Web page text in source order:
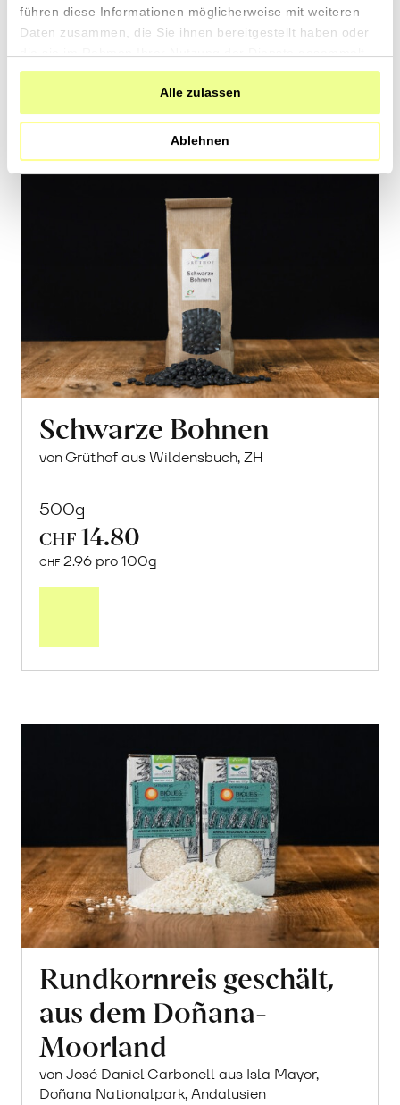
führen diese Informationen möglicherweise mit weiteren
Daten zusammen, die Sie ihnen bereitgestellt haben oder
haben.
Alle zulassen
Ablehnen
CHF 1.39 pro 100g
In
Warenkorb
Schwarze Bohnen
von Grüthof aus Wildensbuch, ZH
500g
CHF 14.80
CHF 2.96 pro 100g
Rundkornreis geschält,
aus dem Doñana-
Moorland
von José Daniel Carbonell aus Isla Mayor,
Doñana Nationalpark, Andalusien